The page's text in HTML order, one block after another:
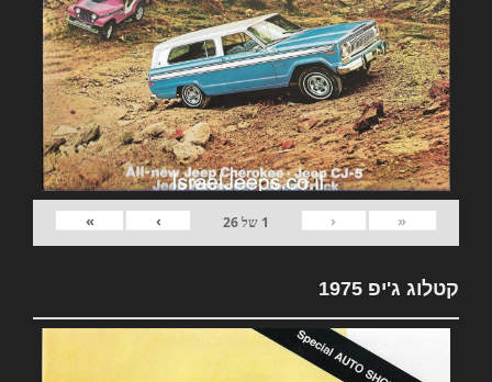
«
‹
1 של26
›
»
קטלוג ג'יפ 1975